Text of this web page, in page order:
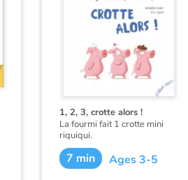
dents, tout le monde voudrait
le même.
Tout le monde se
ressemblerait, et du coup on
pourrait me prendre pour le
président de la République
1, 2, 3, crotte alors !
La fourmi fait 1 crotte mini
riquiqui.
L’écureuil fait 2 crottes sous
une feuille.
7 min Ages 3-5